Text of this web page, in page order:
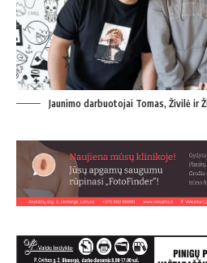
Jaunimo darbuotojai Tomas, Živilė ir